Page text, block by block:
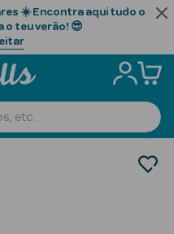
☀️ Encontra aqui tudo o
o teu verão! 😎